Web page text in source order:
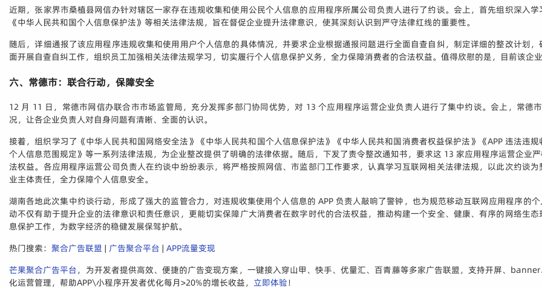
近期，张家界市桑植县网信办针对辖区一家存在违规收集和使用公民个人信息的应用程序所属公司负责人进行了约谈。会上，首先组织深入
《中华人民共和国个人信息保护法》等相关法律法规，旨在督促企业提升法律意识，使其深刻认识到严守法律红线的重要性。
随后，详细通报了该应用程序违规收集和使用用户个人信息的具体情况，并要求企业根据通报问题进行全面自查自纠，制定详细的整改计划
面开展自查自纠工作，组织员工加强相关法律法规学习，切实履行个人信息保护义务，全力保障消费者的合法权益。值得欣慰的是，目前该企
六、常德市：联合行动，保障安全
12 月 11 日，常德市网信办联合市市场监管局，充分发挥多部门协同优势，对 13 个应用程序运营企业负责人进行了集中约谈。会上，常德
况，让各企业负责人对自身问题有清晰、全面的认识。
接着，组织学习了《中华人民共和国网络安全法》《中华人民共和国个人信息保护法》《中华人民共和国消费者权益保护法》《APP 违法违
个人信息范围规定》等一系列法律法规，为企业整改提供了明确的法律依据。随后，下发了责令整改通知书，要求这 13 家应用程序运营企业
法权益。各应用程序运营公司负责人在约谈中纷纷表示，将严格按照网信、市监部门工作要求，认真学习互联网相关法律法规，以此次约谈
业主体责任，全力保障个人信息安全。
湖南各地此次集中约谈行动，形成了强大的监管合力，对违规收集使用个人信息的 APP 负责人敲响了警钟，也为规范移动互联网应用程序的
动不仅有助于提升企业的法律意识和责任意识，更能切实保障广大消费者在数字时代的合法权益，推动构建一个安全、健康、有序的网络生
息保护工作，为数字经济的稳健发展保驾护航。
热门搜索： 聚合广告联盟 | 广告聚合平台 | APP流量变现
芒果聚合广告平台，为开发者提供高效、便捷的广告变现方案，一键接入穿山甲、快手、优量汇、百青藤等多家广告联盟，支持开屏、
化运营管理，帮助APP\小程序开发者优化每月>20%的增长收益， 立即体验！